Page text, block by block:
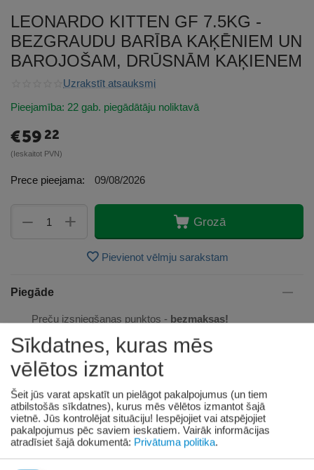
LEONARDO KITTEN GF 7.5KG -
BEZGRAUDU BARĪBA KAĶĒNIEM UN
BAROJOŠAM, DRŪSNĀM KAĶIENEM
Uzrakstīt atsauksmi
Pieejamība: 22 gab. piegādātāju noliktavā
€59 22
(Ieskaitot PVN)
Prece pieejama: 09/08/2026
+
− Grozā
Pievienot vēlmju sarakstam
Piegāde
Preču izsniegšanas punktos - bezmaksas!
Līdz 34.99 EUR piegādes maksa:
Venipak kurjers - 3.90 EUR
Omniva pakomāts - 3.20 EUR
Sīkdatnes, kuras mēs
vēlētos izmantot
Šeit jūs varat apskatīt un pielāgot pakalpojumus (un tiem
atbilstošās sīkdatnes), kurus mēs vēlētos izmantot šajā
vietnē. Jūs kontrolējat situāciju! Iespējojiet vai atspējojiet
pakalpojumus pēc saviem ieskatiem. Vairāk informācijas
atradīsiet šajā dokumentā: Privātuma politika.